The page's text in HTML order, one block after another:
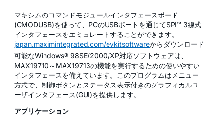
マキシムのコマンドモジュールインタフェースボード
(CMODUSB)を使って、PCのUSBポートを通じてSPI™ 3線式
インタフェースをエミュレートすることができます。
japan.maximintegrated.com/evkitsoftwareからダウンロード
可能なWindows® 98SE/2000/XP対応ソフトウェアは、
MAX19710～MAX19713の機能を実行するための使いやすい
インタフェースを備えています。このプログラムはメニュー
方式で、制御ボタンとステータス表示付きのグラフィカルユ
ーザインタフェース(GUI)を提供します。
アプリケーション